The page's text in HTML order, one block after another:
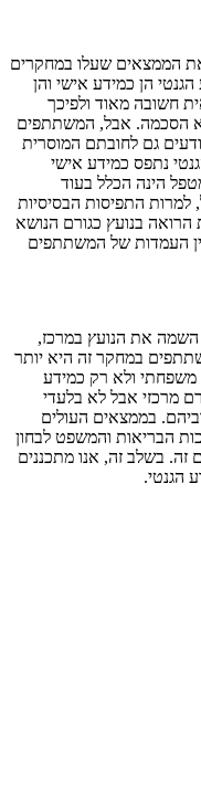
הממצאים שעלו במחקרים
הן כמידע אישי והן
חשובה מאוד ולפיכך
הסכמה. אבל, המשתתפים
גם לחובתם המוסרית
נתפס כמידע אישי
הינה הכלל בעוד
למרות התפיסות הבסיסיות
בנועץ כגורם הנושא
העמדות של המשתתפים
השמה את הנועץ במרכז,
במחקר זה היא יותר
משפחתי ולא רק כמידע
מרכזי אבל לא בלעדי
בממצאים העולים
הבריאות והמשפט לבחון
זה. בשלב זה, אנו מתכננים
הגנטי.